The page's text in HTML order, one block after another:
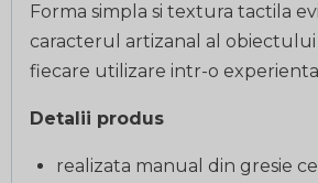
Forma simpla si textura tactila
caracterul artizanal al obiectului
fiecare utilizare intr-o
Detalii produs
realizata manual din gresie